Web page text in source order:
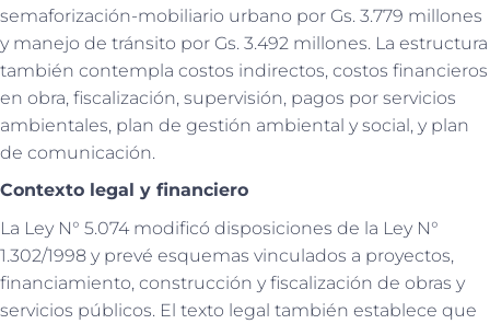
semaforización-mobiliario urbano por Gs. 3.779 millones
y manejo de tránsito por Gs. 3.492 millones. La estructura
también contempla costos indirectos, costos financieros
en obra, fiscalización, supervisión, pagos por servicios
ambientales, plan de gestión ambiental y social, y plan
de comunicación.
Contexto legal y financiero
La Ley N° 5.074 modificó disposiciones de la Ley N°
1.302/1998 y prevé esquemas vinculados a proyectos,
financiamiento, construcción y fiscalización de obras y
servicios públicos. El texto legal también establece que